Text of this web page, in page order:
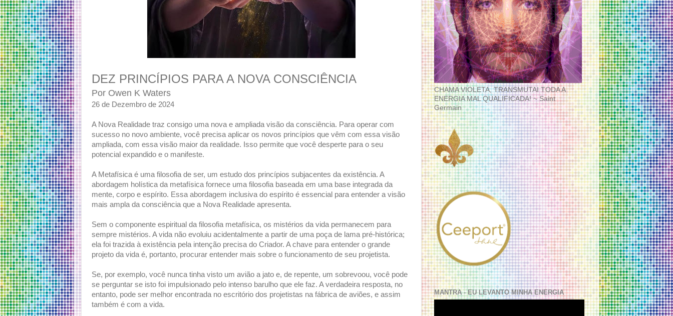
DEZ PRINCÍPIOS PARA A NOVA CONSCIÊNCIA
Por Owen K Waters
26 de Dezembro de 2024
A Nova Realidade traz consigo uma nova e ampliada visão da consciência. Para operar com
sucesso no novo ambiente, você precisa aplicar os novos princípios que vêm com essa visão
ampliada, com essa visão maior da realidade. Isso permite que você desperte para o seu
potencial expandido e o manifeste.
A Metafísica é uma filosofia de ser, um estudo dos princípios subjacentes da existência. A
abordagem holística da metafísica fornece uma filosofia baseada em uma base integrada da
mente, corpo e espírito. Essa abordagem inclusiva do espírito é essencial para entender a visão
mais ampla da consciência que a Nova Realidade apresenta.
Sem o componente espiritual da filosofia metafísica, os mistérios da vida permanecem para
sempre mistérios. A vida não evoluiu acidentalmente a partir de uma poça de lama pré-histórica;
ela foi trazida à existência pela intenção precisa do Criador. A chave para entender o grande
projeto da vida é, portanto, procurar entender mais sobre o funcionamento de seu projetista.
Se, por exemplo, você nunca tinha visto um avião a jato e, de repente, um sobrevoou, você pode
se perguntar se isto foi impulsionado pelo intenso barulho que ele faz. A verdadeira resposta, no
entanto, pode ser melhor encontrada no escritório dos projetistas na fábrica de aviões, e assim
também é com a vida.
CHAMA VIOLETA, TRANSMUTAI TODA A
ENERGIA MAL QUALIFICADA! ~ Saint
Germain
MANTRA - EU LEVANTO MINHA ENERGIA